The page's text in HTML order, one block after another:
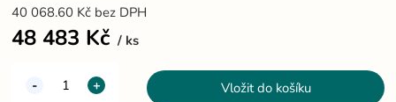
40 068.60 Kč bez DPH
48 483 Kč ks